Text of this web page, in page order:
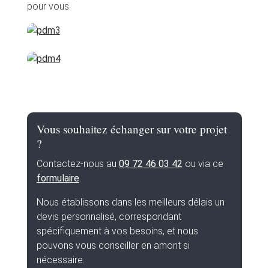
pour vous.
Vous souhaitez échanger sur votre projet
?
Contactez-nous au 09 72 46 03 42 ou via ce
formulaire.
Nous établissons dans les meilleurs délais un
devis personnalisé, correspondant
spécifiquement à vos besoins, et nous
pouvons vous conseiller en amont si
nécessaire.